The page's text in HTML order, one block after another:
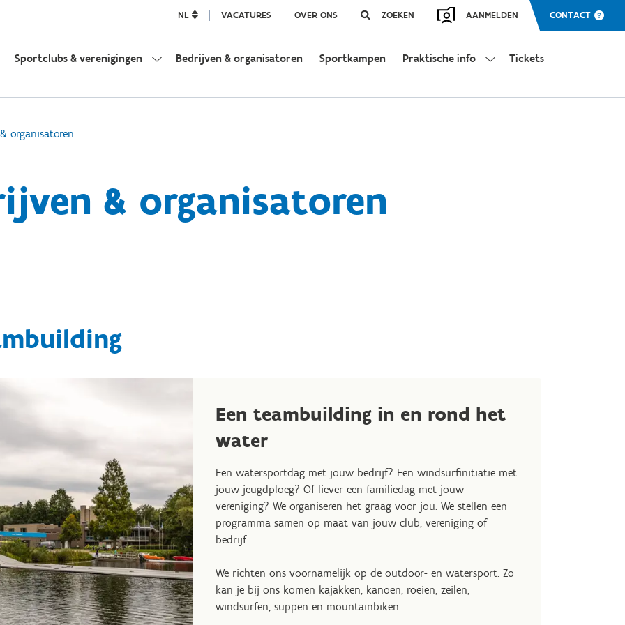
NL VACATURES OVER ONS ZOEKEN AANMELDEN CONTACT
Sportclubs & verenigingen Bedrijven & organisatoren Sportkampen Praktische info Tickets
organisatoren
& organisatoren
Een teambuilding in en rond het
water
Een watersportdag met jouw bedrijf? Een windsurfinitiatie met
jouw jeugdploeg? Of liever een familiedag met jouw
vereniging? We organiseren het graag voor jou. We stellen een
programma samen op maat van jouw club, vereniging of
bedrijf.
We richten ons voornamelijk op de outdoor- en watersport. Zo
kan je bij ons komen kajakken, kanoën, roeien, zeilen,
windsurfen, suppen en mountainbiken.